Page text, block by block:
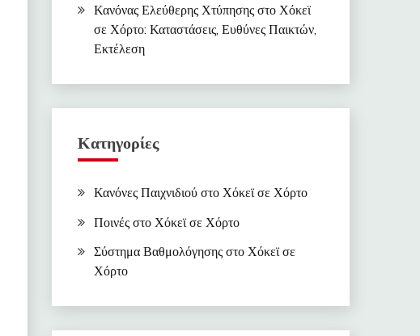
Κανόνας Ελεύθερης Χτύπησης στο Χόκεϊ
σε Χόρτο: Καταστάσεις, Ευθύνες Παικτών,
Εκτέλεση
Κατηγορίες
Κανόνες Παιχνιδιού στο Χόκεϊ σε Χόρτο
Ποινές στο Χόκεϊ σε Χόρτο
Σύστημα Βαθμολόγησης στο Χόκεϊ σε
Χόρτο